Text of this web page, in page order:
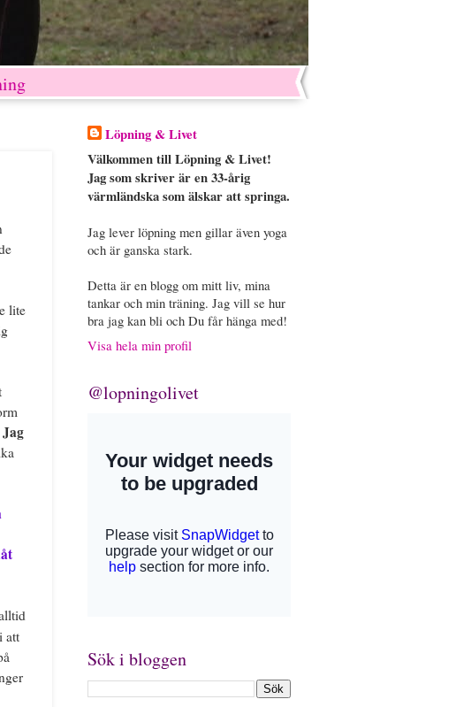
lite
att
Löpning & Livet
Välkommen till Löpning & Livet!
Jag som skriver är en 33-årig
värmländska som älskar att springa.
Jag lever löpning men gillar även yoga
och är ganska stark.
Detta är en blogg om mitt liv, mina
tankar och min träning. Jag vill se hur
bra jag kan bli och Du får hänga med!
Visa hela min profil
@lopningolivet
Sök i bloggen